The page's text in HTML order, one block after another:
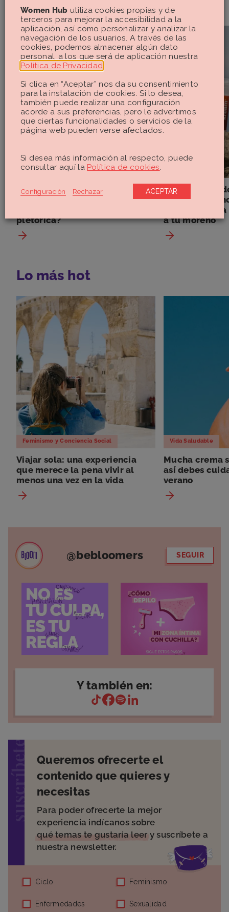
Ansiedad y Estrés
Ansiedad en verano: ¿por qué
me da el bajón cuando se
pletórica?
Hemos
viral del
solo sirve
a tu moreno
Lo más hot
Feminismo y Conciencia Social
Viajar sola: una experiencia
que merece la pena vivir al
menos una vez en la vida
Vida Saludable
Mucha crema
así debes
verano
@bebloomers SEGUIR
Y también en:
Queremos ofrecerte el
contenido que quieres y
necesitas
Para poder ofrecerte la mejor
experiencia indícanos sobre
qué temas te gustaría leer y suscríbete a
nuestra newsletter.
Ciclo Feminismo
Enfermedades Sexualidad
Women Hub utiliza cookies propias y de
terceros para mejorar la accesibilidad a la
aplicación, así como personalizar y analizar la
navegación de los usuarios. A través de las
cookies, podemos almacenar algún dato
personal, a los que será de aplicación nuestra
Política de Privacidad
Si clica en “Aceptar” nos da su consentimiento
para la instalación de cookies. Si lo desea,
también puede realizar una configuración
acorde a sus preferencias, pero le advertimos
que ciertas funcionalidades o servicios de la
página web pueden verse afectados.
Si desea más información al respecto, puede
consultar aquí la Política de cookies
Configuración Rechazar ACEPTAR